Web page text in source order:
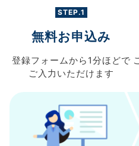
STEP.1
無料お申込み
登録フォームから 1分ほどで
ご入力 いただけます